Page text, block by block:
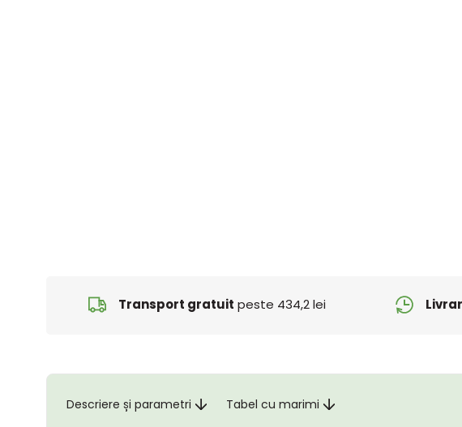
Transport gratuit peste 434,2 lei
Descriere și parametri Tabel cu marimi